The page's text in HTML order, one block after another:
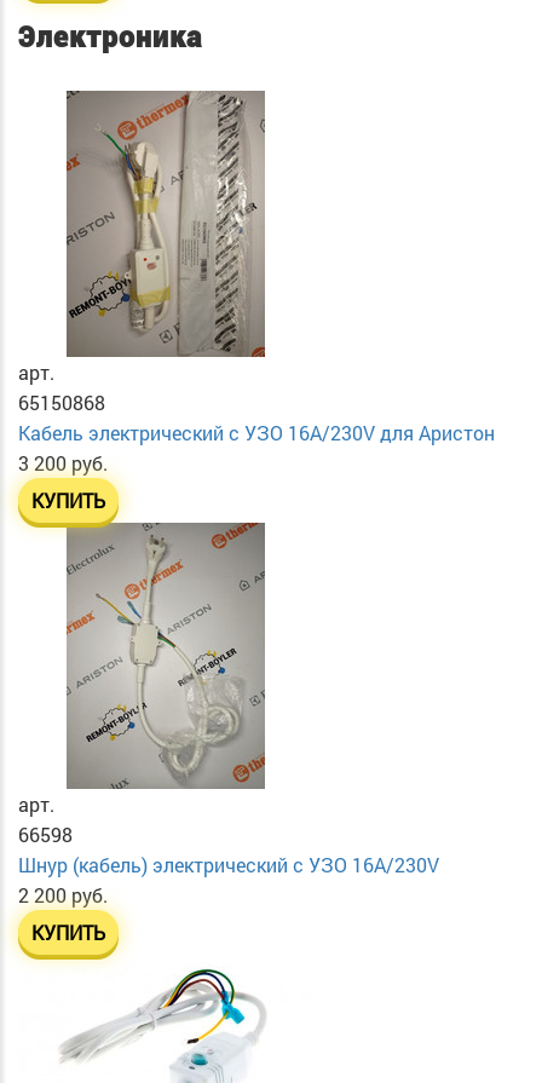
Электроника
арт.
65150868
Кабель электрический с УЗО 16А/230V для Аристон
3 200 руб.
КУПИТЬ
арт.
66598
Шнур (кабель) электрический с УЗО 16А/230V
2 200 руб.
КУПИТЬ